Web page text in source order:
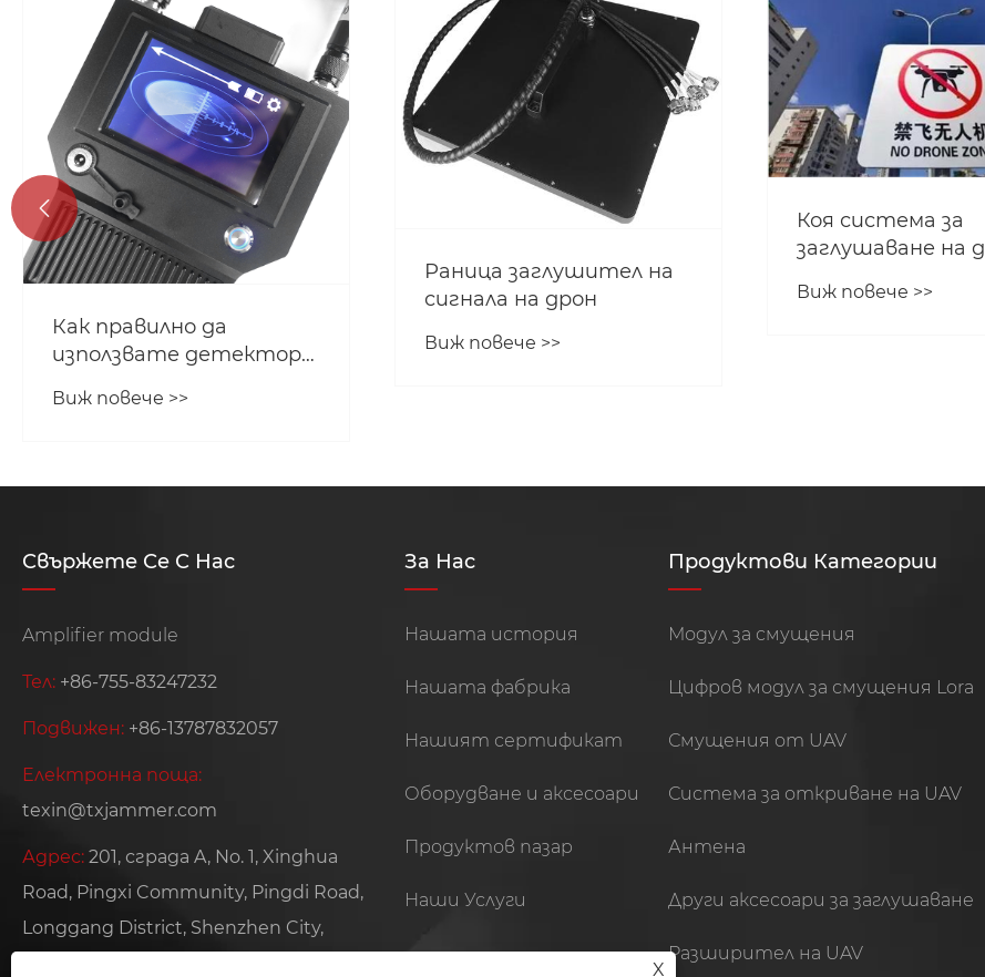
Как правилно да
използвате детектор
Виж повече >>
Раница заглушител на
сигнала на дрон
Виж повече >>
Коя система за
заглушаване на
Виж повече >>

Свържете Се С Нас
Amplifier module
Тел: +86-755-83247232
Подвижен: +86-13787832057
Електронна поща:
texin@txjammer.com
Адрес: 201, сграда A, No. 1, Xinghua
Road, Pingxi Community, Pingdi Road,
Longgang District, Shenzhen City,
За Нас
Нашата история
Нашата фабрика
Нашият сертификат
Оборудване и аксесоари
Продуктов пазар
Наши Услуги
Продуктови Категории
Модул за смущения
Цифров модул за смущения Lora
Смущения от UAV
Система за откриване на UAV
Антена
Други аксесоари за заглушаване
Разширител на UAV
X